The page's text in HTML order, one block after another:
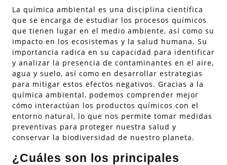
La química ambiental es una disciplina científica
que se encarga de estudiar los procesos químicos
que tienen lugar en el medio ambiente, así como su
impacto en los ecosistemas y la salud humana. Su
importancia radica en su capacidad para identificar
y analizar la presencia de contaminantes en el aire,
agua y suelo, así como en desarrollar estrategias
para mitigar estos efectos negativos. Gracias a la
química ambiental, podemos comprender mejor
cómo interactúan los productos químicos con el
entorno natural, lo que nos permite tomar medidas
preventivas para proteger nuestra salud y
conservar la biodiversidad de nuestro planeta.
¿Cuáles son los principales